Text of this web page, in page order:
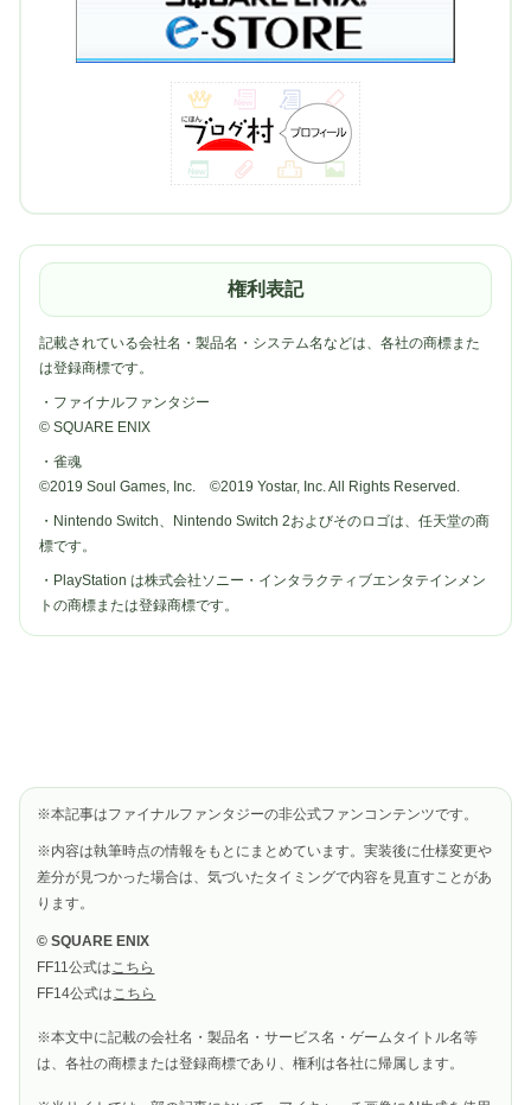
権利表記
記載されている会社名・製品名・システム名などは、各社の商標また
は登録商標です。
・ファイナルファンタジー
© SQUARE ENIX
・雀魂
©2019 Soul Games, Inc. ©2019 Yostar, Inc. All Rights Reserved.
・Nintendo Switch、Nintendo Switch 2およびそのロゴは、任天堂の商
標です。
・PlayStation は株式会社ソニー・インタラクティブエンタテインメン
トの商標または登録商標です。
※本記事はファイナルファンタジーの非公式ファンコンテンツです。
※内容は執筆時点の情報をもとにまとめています。実装後に仕様変更や
差分が見つかった場合は、気づいたタイミングで内容を見直すことがあ
ります。
© SQUARE ENIX
FF11公式は こちら
FF14公式は こちら
※本文中に記載の会社名・製品名・サービス名・ゲームタイトル名等
は、各社の商標または登録商標であり、権利は各社に帰属します。